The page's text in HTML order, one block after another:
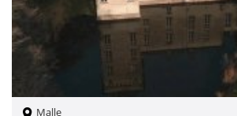
Malle